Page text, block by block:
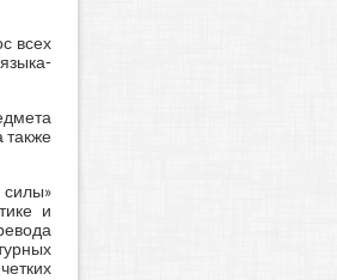
всех
также
и